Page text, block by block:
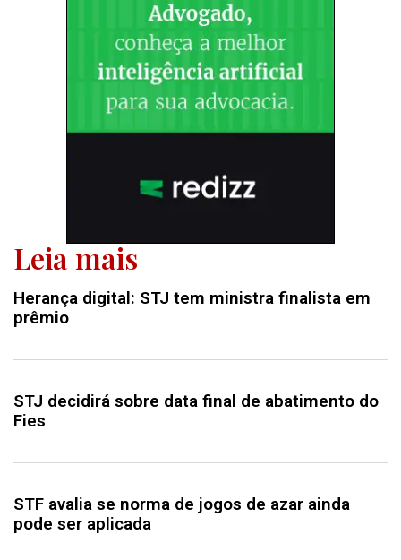
Leia mais
Herança digital: STJ tem ministra finalista em
prêmio
STJ decidirá sobre data final de abatimento do
Fies
STF avalia se norma de jogos de azar ainda
pode ser aplicada